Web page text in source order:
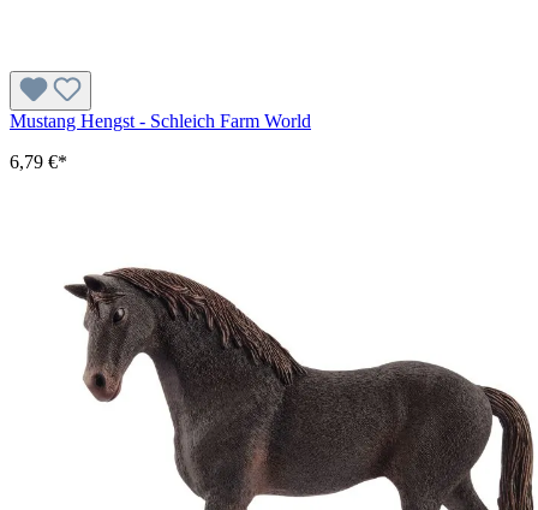
Mustang Hengst - Schleich Farm World
6,79 €*